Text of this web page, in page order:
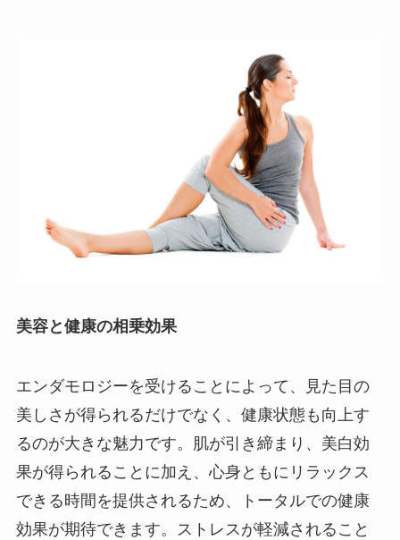
美容と健康の相乗効果
エンダモロジーを受けることによって、見た目の
美しさが得られるだけでなく、健康状態も向上す
るのが大きな魅力です。肌が引き締まり、美白効
果が得られることに加え、心身ともにリラックス
できる時間を提供されるため、トータルでの健康
効果が期待できます。ストレスが軽減されること